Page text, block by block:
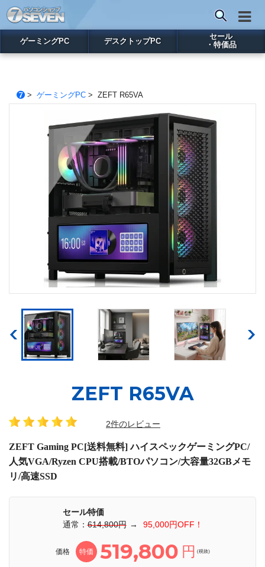
ゲーミングPC デスクトップPC
セール
・特価品
> ゲーミングPC> ZEFT R65VA
ZEFT R65VA
2件のレビュー
ZEFT Gaming PC[送料無料] ハイスペックゲーミングPC/
人気VGA/Ryzen CPU搭載/BTOパソコン/大容量32GBメモ
リ/高速SSD
セール特価
通常：614,800円 → 95,000円OFF！
価格 特価 519,800 円 (税抜)